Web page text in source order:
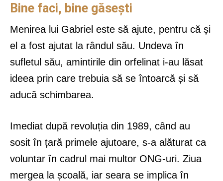
Bine faci, bine găsești
Menirea lui Gabriel este să ajute, pentru că și
el a fost ajutat la rândul său. Undeva în
sufletul său, amintirile din orfelinat i-au lăsat
ideea prin care trebuia să se întoarcă și să
aducă schimbarea.
Imediat după revoluția din 1989, când au
sosit în țară primele ajutoare, s-a alăturat ca
voluntar în cadrul mai multor ONG-uri. Ziua
mergea la școală, iar seara se implica în